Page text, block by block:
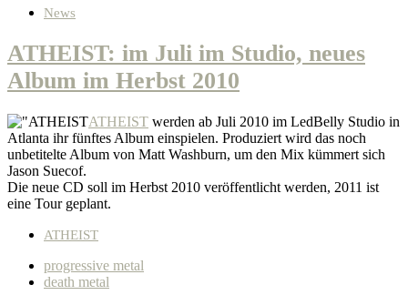
News
ATHEIST: im Juli im Studio, neues
Album im Herbst 2010
ATHEIST werden ab Juli 2010 im LedBelly Studio in
Atlanta ihr fünftes Album einspielen. Produziert wird das noch
unbetitelte Album von Matt Washburn, um den Mix kümmert sich
Jason Suecof.
Die neue CD soll im Herbst 2010 veröffentlicht werden, 2011 ist
eine Tour geplant.
ATHEIST
progressive metal
death metal